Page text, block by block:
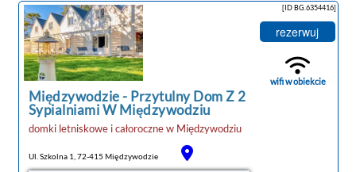
się telewizor z płaskim ekranem oraz kuchnia
z pełnym wyposażeniem, w tym lodówką,
płytą kuchenną i czajnikiem. Niektóre opcje
zakwaterowania mają część wypoczynkową
lub balkon.Na terenie obiektu Sevilla Park
dostępny jest taras i sprzęt do
grillowania.Odległość ważnych miejsc od
obiektu: ...
Międzywodzie- Przytulny Dom Z 2
Sypialniami W Międzywodziu
domki letniskowe i całorocznew Międzywodziu
Ul. Szkolna 1, 72-415 Międzywodzie
[ID BG.6354416]
rezerwuj
wifi w obiekcie